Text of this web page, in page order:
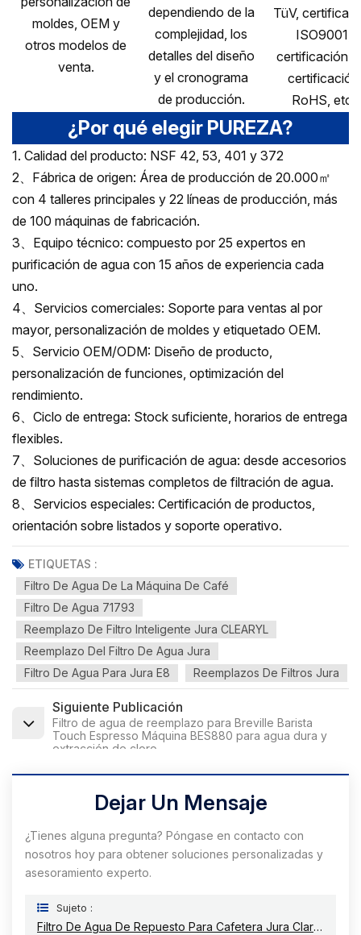
moldes, OEM y
otros modelos de
venta.
dependiendo de la
complejidad, los
detalles del diseño
y el cronograma
de producción.
TüV,
ISO9001,
certificación
certificación
RoHS, etc.
¿Por qué elegir PUREZA?
1. Calidad del producto: NSF 42, 53, 401 y 372
2、Fábrica de origen: Área de producción de 20.000㎡
con 4 talleres principales y 22 líneas de producción, más
de 100 máquinas de fabricación.
3、Equipo técnico: compuesto por 25 expertos en
purificación de agua con 15 años de experiencia cada
uno.
4、Servicios comerciales: Soporte para ventas al por
mayor, personalización de moldes y etiquetado OEM.
5、Servicio OEM/ODM: Diseño de producto,
personalización de funciones, optimización del
rendimiento.
6、Ciclo de entrega: Stock suficiente, horarios de entrega
flexibles.
7、Soluciones de purificación de agua: desde accesorios
de filtro hasta sistemas completos de filtración de agua.
8、Servicios especiales: Certificación de productos,
orientación sobre listados y soporte operativo.
ETIQUETAS :
Filtro De Agua De La Máquina De Café
Filtro De Agua 71793
Reemplazo De Filtro Inteligente Jura CLEARYL
Reemplazo Del Filtro De Agua Jura
Filtro De Agua Para Jura E8
Reemplazos De Filtros Jura
Siguiente Publicación
Filtro de agua de reemplazo para Breville Barista
Touch Espresso Máquina BES880 para agua dura y
extracción de cloro
Dejar Un Mensaje
¿Tienes alguna pregunta? Póngase en contacto con
nosotros hoy para obtener soluciones personalizadas y
asesoramiento experto.
Sujeto :
Filtro De Agua De Repuesto Para Cafetera Jura Claris Smart 71793